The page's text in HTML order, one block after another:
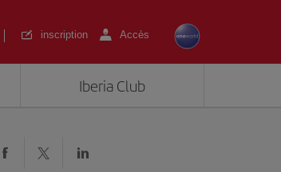
inscription Accès
Iberia Club